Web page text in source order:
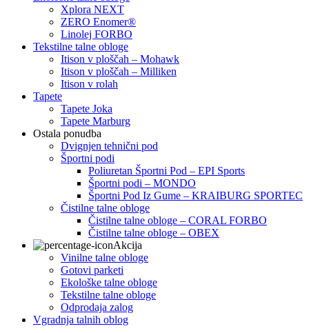
Xplora NEXT
ZERO Enomer®
Linolej FORBO
Tekstilne talne obloge
Itison v ploščah – Mohawk
Itison v ploščah – Milliken
Itison v rolah
Tapete
Tapete Joka
Tapete Marburg
Ostala ponudba
Dvignjen tehnični pod
Športni podi
Poliuretan Športni Pod – EPI Sports
Športni podi – MONDO
Športni Pod Iz Gume – KRAIBURG SPORTEC
Čistilne talne obloge
Čistilne talne obloge – CORAL FORBO
Čistilne talne obloge – OBEX
Akcija
Vinilne talne obloge
Gotovi parketi
Ekološke talne obloge
Tekstilne talne obloge
Odprodaja zalog
Vgradnja talnih oblog